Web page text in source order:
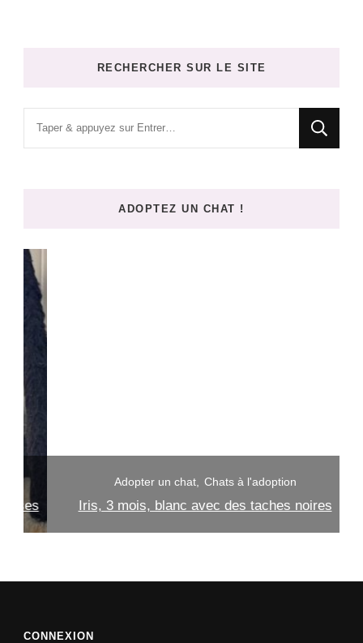
RECHERCHER SUR LE SITE
ADOPTEZ UN CHAT !
Adopter un chat Chats à l'adoption
Iris, 3 mois, blanc avec des taches noires
CONNEXION